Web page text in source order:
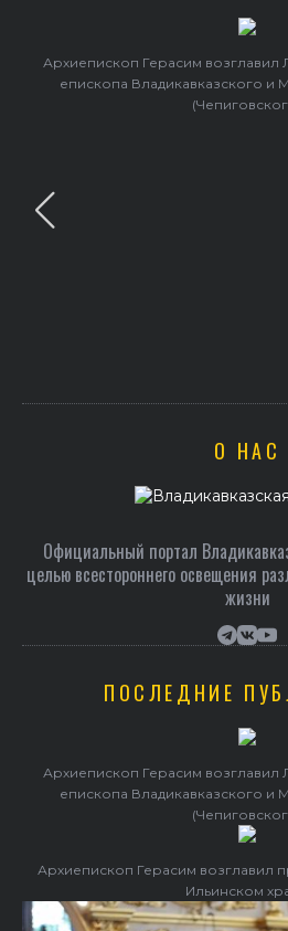
Архиепископ Герасим возглавил
епископа Владикавказского и
О НАС
Официальный портал
целью всестороннего освещения
жизни
ПОСЛЕДНИЕ
Архиепископ Герасим возглавил
епископа Владикавказского и
Архиепископ Герасим возглавил
Ильинском